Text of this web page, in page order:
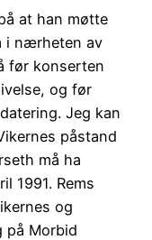
at han møtte
i nærheten av
før konserten
og før
Jeg kan
påstand
må ha
1991. Rems
og
på Morbid